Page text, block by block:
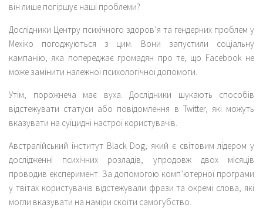
він лише погіршує наші проблеми?
Дослідники Центру психічного здоров’я та гендерних проблем у
Мехіко погоджуються з цим. Вони запустили соціальну
кампанію, яка попереджає громадян про те, що Facebook не
може замінити належної психологічної допомоги.
Утім, порожнеча має вуха. Дослідники шукають способів
відстежувати статуси або повідомлення в Twitter, які можуть
вказувати на суїцидні настрої користувачів.
Австралійський інститут Black Dog, який є світовим лідером у
дослідженні психічних розладів, упродовж двох місяців
проводив експеримент. За допомогою комп’ютерної програми
у твітах користувачів відстежували фрази та окремі слова, які
могли вказувати на наміри скоїти самогубство.